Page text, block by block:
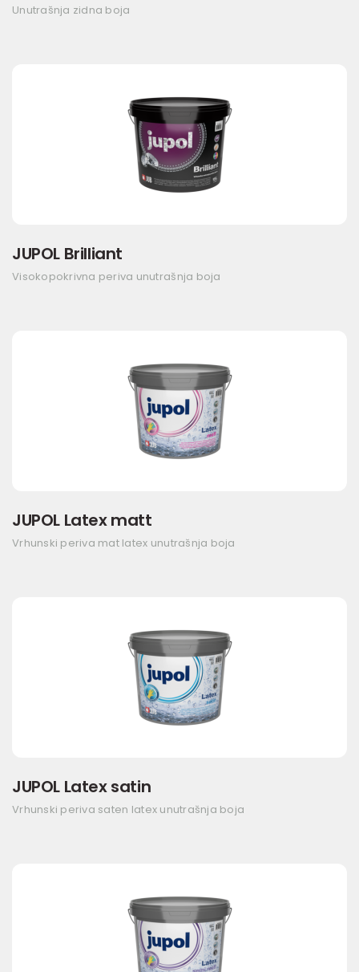
Unutrašnja zidna boja
JUPOL Brilliant
Visokopokrivna periva unutrašnja boja
JUPOL Latex matt
Vrhunski periva mat latex unutrašnja boja
JUPOL Latex satin
Vrhunski periva saten latex unutrašnja boja